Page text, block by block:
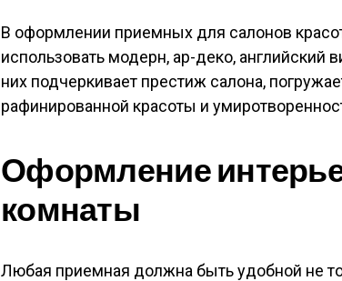
В оформлении приемных для салонов
использовать модерн, ар-деко, английский
них подчеркивает престиж салона,
рафинированной красоты и
Оформление
комнаты
Любая приемная должна быть удобной не